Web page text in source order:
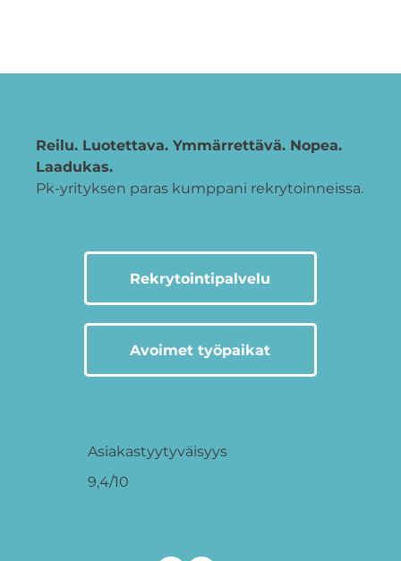
Reilu. Luotettava. Ymmärrettävä. Nopea.
Laadukas.
Pk-yrityksen paras kumppani rekrytoinneissa.
Rekrytointipalvelu
Avoimet työpaikat
Asiakastyytyväisyys
9,4/10